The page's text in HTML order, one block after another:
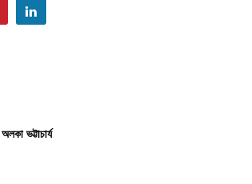
অলকা ভট্টাচার্য